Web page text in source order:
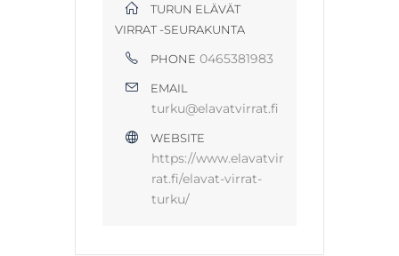
TURUN ELÄVÄT
VIRRAT -SEURAKUNTA
PHONE 0465381983
EMAIL
turku@elavatvirrat.fi
WEBSITE
https://www.elavatvir
rat.fi/elavat-virrat-
turku/